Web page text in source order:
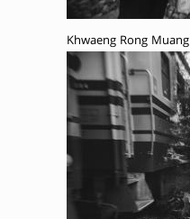
Khwaeng Rong Muang